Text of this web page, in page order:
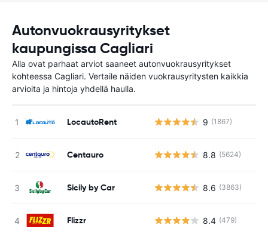
Autonvuokrausyritykset
kaupungissa Cagliari
Alla ovat parhaat arviot saaneet autonvuokrausyritykset
kohteessa Cagliari. Vertaile näiden vuokrausyritysten kaikkia
arvioita ja hintoja yhdellä haulla.
LocautoRent 9 (1867)
Centauro 8.8 (5624)
Sicily by Car 8.6 (3863)
Flizzr 8.4 (479)